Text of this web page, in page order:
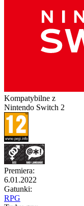
Kompatybilne z
Nintendo Switch 2
Premiera:
6.01.2022
Gatunki:
RPG